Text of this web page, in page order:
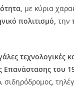
με κύρια
πολιτισμό, την
τεχνολογικές
Επανάστασης του
σιδηρόδρομος,